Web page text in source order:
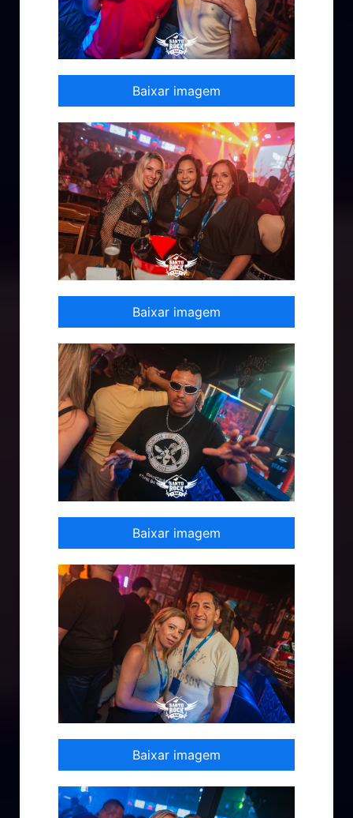
Baixar imagem
Baixar imagem
Baixar imagem
Baixar imagem